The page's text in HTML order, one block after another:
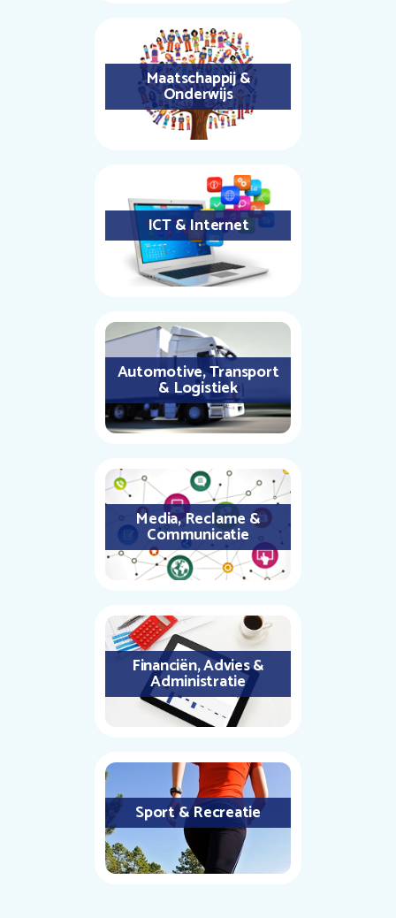
Maatschappij &
Onderwijs
ICT & Internet
Automotive, Transport
& Logistiek
Media, Reclame &
Communicatie
Financiën, Advies &
Administratie
Sport & Recreatie